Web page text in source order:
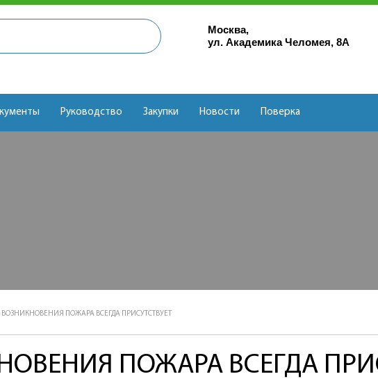
Москва,
ул. Академика Челомея, 8А
Руководство Закупки Новости Поверка
ПОЖАРА ВСЕГДА ПРИСУТСТВУЕТ
ПОЖАРА ВСЕГДА